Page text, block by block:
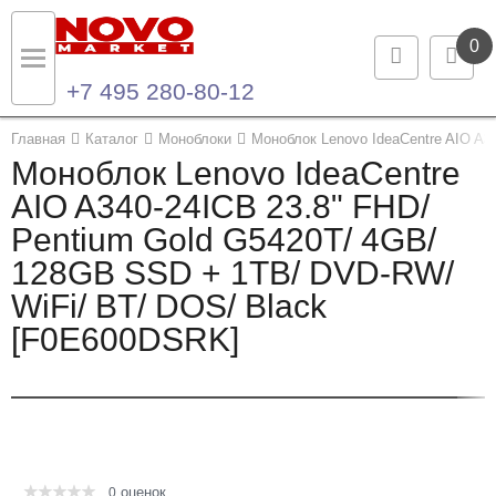
0
+7 495 280-80-12
Главная Каталог Моноблоки Моноблок Lenovo IdeaCentre AIO
Моноблок Lenovo IdeaCentre
AIO A340-24ICB 23.8" FHD/
Pentium Gold G5420T/ 4GB/
128GB SSD + 1TB/ DVD-RW/
WiFi/ BT/ DOS/ Black
[F0E600DSRK]
0 оценок
Назад
Каталог продукции
Ноутбуки и ультрабуки
Компьютеры
Моноблоки
Назад
Контакты
Контактная информация